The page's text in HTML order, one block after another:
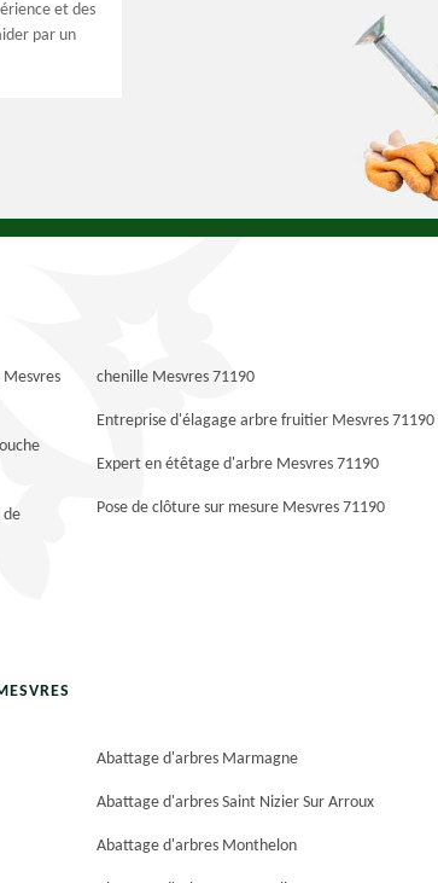
et des
par un
chenille Mesvres 71190
Entreprise d'élagage arbre fruitier Mesvres 71190
Expert en étêtage d'arbre Mesvres 71190
Pose de clôture sur mesure Mesvres 71190
Abattage d'arbres Marmagne
Abattage d'arbres Saint Nizier Sur Arroux
Abattage d'arbres Monthelon